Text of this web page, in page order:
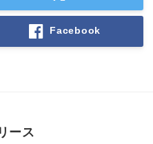
Facebook
ース